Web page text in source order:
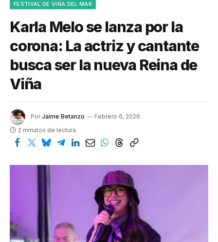
FESTIVAL DE VIÑA DEL MAR
Karla Melo se lanza por la
corona: La actriz y cantante
busca ser la nueva Reina de
Viña
Por Jaime Betanzo
Febrero 6, 2026
2 minutos de lectura